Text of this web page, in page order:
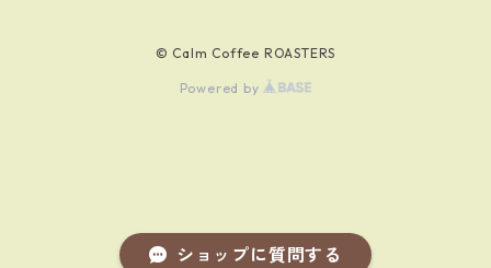
ショップに質問する
© Calm Coffee ROASTERS
Powered by